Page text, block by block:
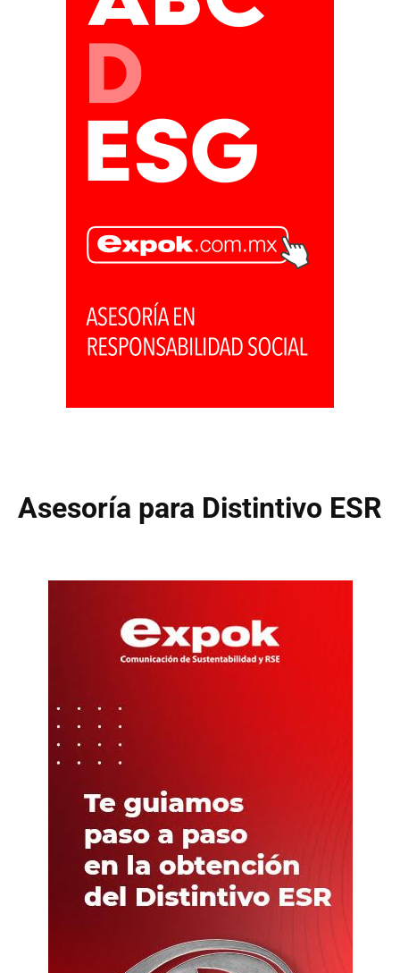
Asesoría para Distintivo ESR